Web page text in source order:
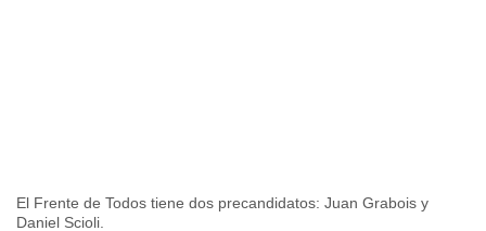
El Frente de Todos tiene dos precandidatos: Juan Grabois y
Daniel Scioli.